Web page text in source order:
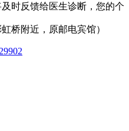
时反馈给医生诊断，您的个
桥附近，原邮电宾馆）